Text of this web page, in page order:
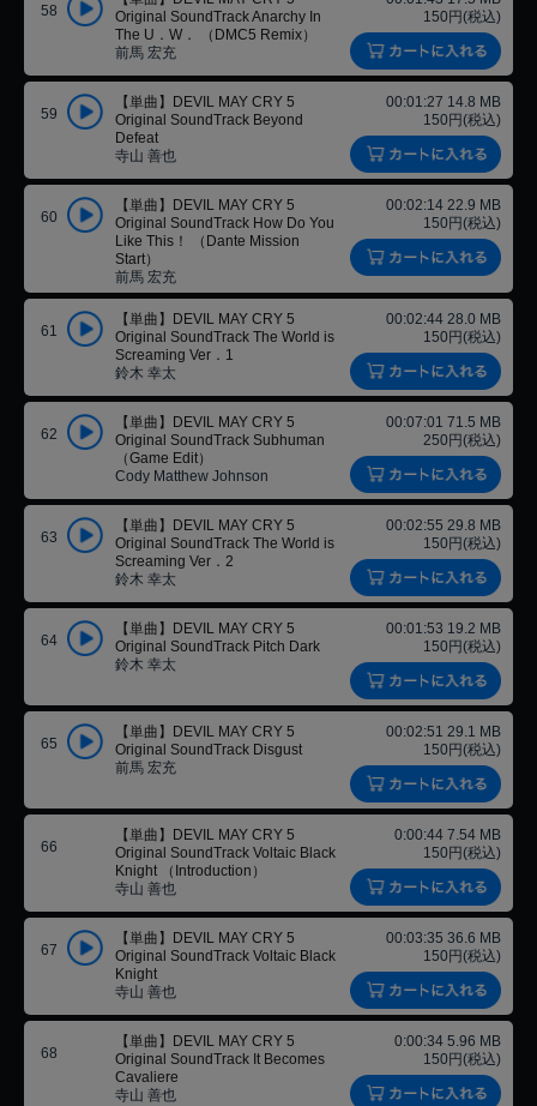
58
Original SoundTrack Anarchy In
The U．W． （DMC5 Remix）
前馬 宏充
150円(税込)
59
【単曲】DEVIL MAY CRY 5
Original SoundTrack Beyond
Defeat
寺山 善也
00:01:27 14.8 MB
150円(税込)
60
【単曲】DEVIL MAY CRY 5
Original SoundTrack How Do You
Like This！ （Dante Mission
Start）
前馬 宏充
00:02:14 22.9 MB
150円(税込)
61
【単曲】DEVIL MAY CRY 5
Original SoundTrack The World is
Screaming Ver．1
鈴木 幸太
00:02:44 28.0 MB
150円(税込)
62
【単曲】DEVIL MAY CRY 5
Original SoundTrack Subhuman
（Game Edit）
Cody Matthew Johnson
00:07:01 71.5 MB
250円(税込)
63
【単曲】DEVIL MAY CRY 5
Original SoundTrack The World is
Screaming Ver．2
鈴木 幸太
00:02:55 29.8 MB
150円(税込)
64
【単曲】DEVIL MAY CRY 5
Original SoundTrack Pitch Dark
鈴木 幸太
00:01:53 19.2 MB
150円(税込)
65
【単曲】DEVIL MAY CRY 5
Original SoundTrack Disgust
前馬 宏充
00:02:51 29.1 MB
150円(税込)
66
【単曲】DEVIL MAY CRY 5
Original SoundTrack Voltaic Black
Knight （Introduction）
寺山 善也
0:00:44 7.54 MB
150円(税込)
67
【単曲】DEVIL MAY CRY 5
Original SoundTrack Voltaic Black
Knight
寺山 善也
00:03:35 36.6 MB
150円(税込)
68
【単曲】DEVIL MAY CRY 5
Original SoundTrack It Becomes
Cavaliere
寺山 善也
0:00:34 5.96 MB
150円(税込)